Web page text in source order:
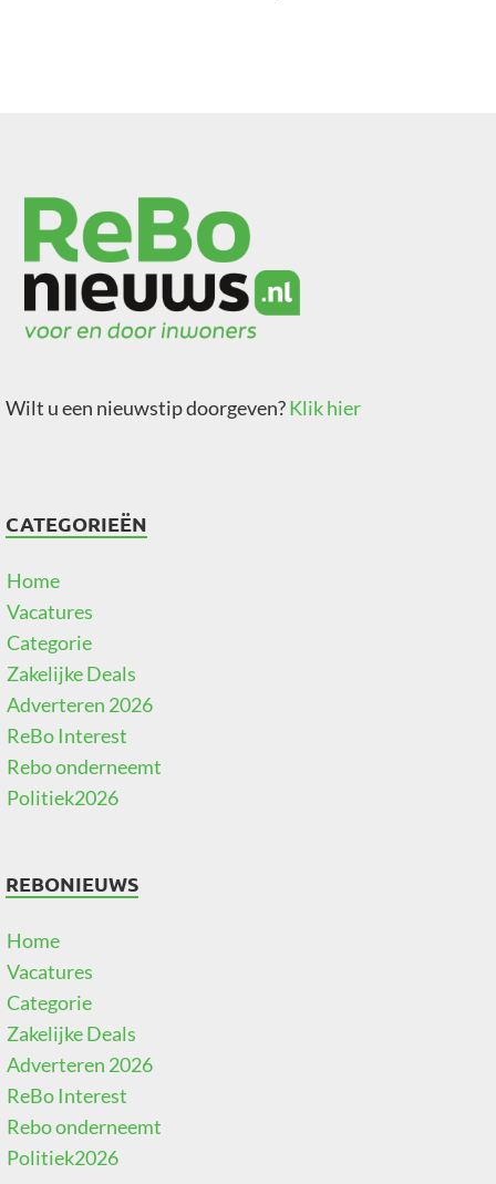
Wilt u een nieuwstip doorgeven?Klik hier
CATEGORIEËN
Home
Vacatures
Categorie
Zakelijke Deals
Adverteren 2026
ReBo Interest
Rebo onderneemt
Politiek2026
REBONIEUWS
Home
Vacatures
Categorie
Zakelijke Deals
Adverteren 2026
ReBo Interest
Rebo onderneemt
Politiek2026